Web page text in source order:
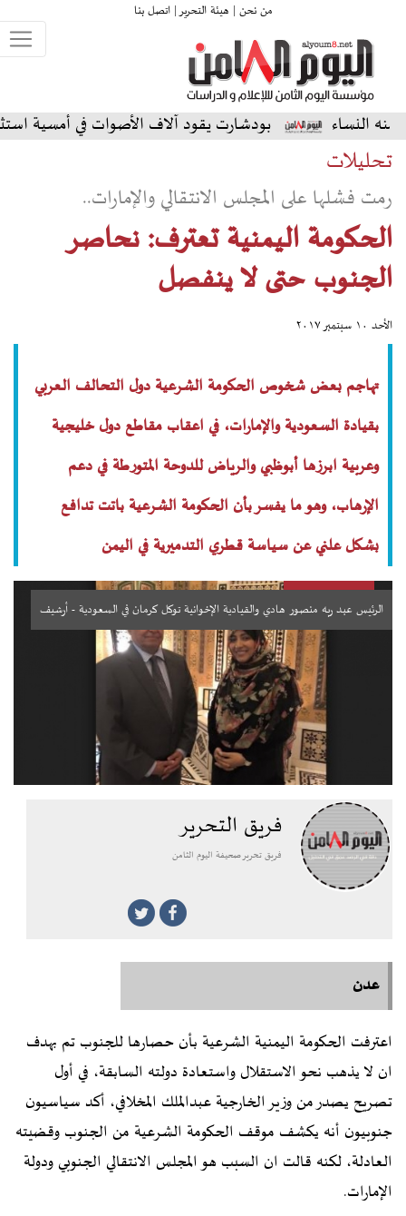
من نحن | هيئة التحرير |اتصل بنا
بودشارت يقود آلاف الأصوات في أمسية استثنائية على
تحليلات
رمت فشلها على المجلس الانتقالي والإمارات..
الحكومة اليمنية تعترف: نحاصر
الجنوب حتى لا ينفصل
الأحد ١٠ سبتمبر ٢٠١٧
تهاجم بعض شخوص الحكومة الشرعية دول التحالف العربي
بقيادة السعودية والإمارات، في اعقاب مقاطع دول خليجية
وعربية ابرزها أبوظبي والرياض للدوحة المتورطة في دعم
الإرهاب، وهو ما يفسر بأن الحكومة الشرعية باتت تدافع
بشكل علني عن سياسة قطري التدميرية في اليمن
الرئيس عبد ربه منصور هادي والقيادية الإخوانية توكل كرمان في السعودية - أرشيف
فريق التحرير
فريق تحرير صحيفة اليوم الثامن
عدن
اعترفت الحكومة اليمنية الشرعية بأن حصارها للجنوب تم بهدف
ان لا يذهب نحو الاستقلال واستعادة دولته السابقة، في أول
تصريح يصدر من وزير الخارجية عبدالملك المخلافي، أكد سياسيون
جنوبيون أنه يكشف موقف الحكومة الشرعية من الجنوب وقضيته
العادلة، لكنه قالت ان السبب هو المجلس الانتقالي الجنوبي ودولة
الإمارات.